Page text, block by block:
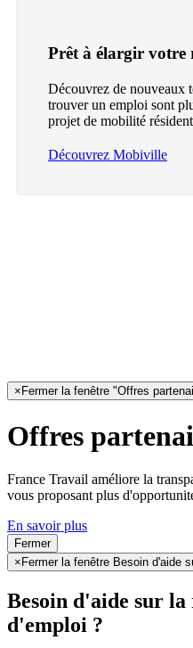
Prêt à élargir votre
Découvrez de nouveaux
trouver un emploi sont
projet de mobilité
Découvrez Mobiville
× Fermer la fenêtre "Offres
Offres
France Travail améliore la
vous proposant plus
En savoir plus
Fermer
× Fermer la fenêtre Besoin d'aide
Besoin d'aide sur
d'emploi ?